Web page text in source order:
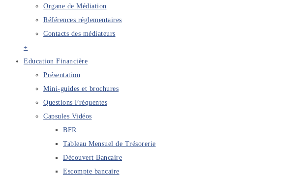
Organe de Médiation
Références réglementaires
Contacts des médiateurs
+
Education Financière
Présentation
Mini-guides et brochures
Questions Fréquentes
Capsules Vidéos
BFR
Tableau Mensuel de Trésorerie
Découvert Bancaire
Escompte bancaire